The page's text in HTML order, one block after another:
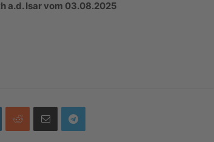
a.d. Isar vom 03.08.2025